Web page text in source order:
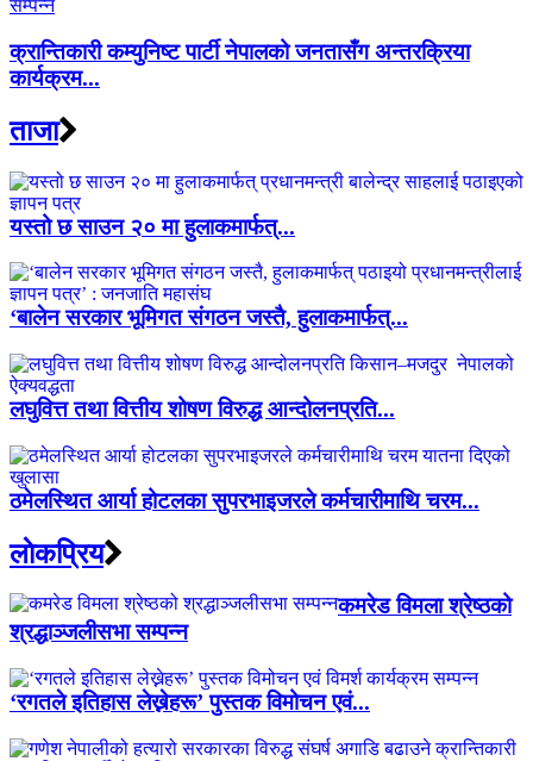
क्रान्तिकारी कम्युनिष्ट पार्टी नेपालको जनतासँग अन्तरक्रिया
कार्यक्रम...
ताजा
यस्तो छ साउन २० मा हुलाकमार्फत्...
‘बालेन सरकार भूमिगत संगठन जस्तै, हुलाकमार्फत्...
लघुवित्त तथा वित्तीय शोषण विरुद्ध आन्दोलनप्रति...
ठमेलस्थित आर्या होटलका सुपरभाइजरले कर्मचारीमाथि चरम...
लाेकप्रिय
कमरेड विमला श्रेष्ठको
श्रद्धाञ्जलीसभा सम्पन्न
‘रगतले इतिहास लेख्नेहरू’ पुस्तक विमोचन एवं...